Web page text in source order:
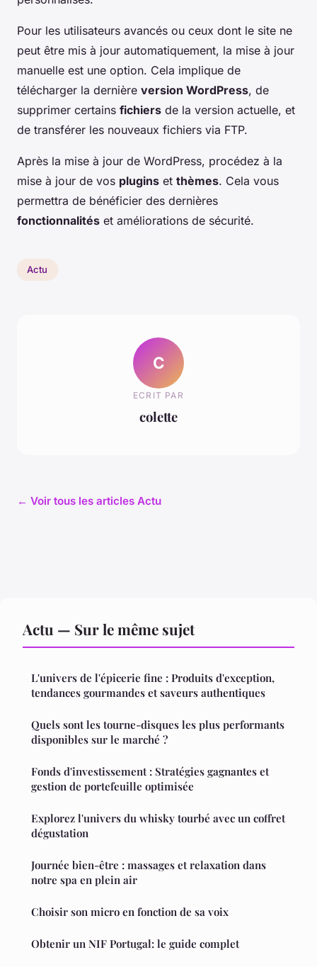
Pour les utilisateurs avancés ou ceux dont le site ne
peut être mis à jour automatiquement, la mise à jour
manuelle est une option. Cela implique de
télécharger la dernière version WordPress, de
supprimer certains fichiers de la version actuelle, et
de transférer les nouveaux fichiers via FTP.
Après la mise à jour de WordPress, procédez à la
mise à jour de vos plugins et thèmes. Cela vous
permettra de bénéficier des dernières
fonctionnalités et améliorations de sécurité.
Actu
C
ECRIT PAR
colette
← Voir tous les articles Actu
Actu — Sur le même sujet
L'univers de l'épicerie fine : Produits d'exception,
tendances gourmandes et saveurs authentiques
Quels sont les tourne-disques les plus performants
disponibles sur le marché ?
Fonds d'investissement : Stratégies gagnantes et
gestion de portefeuille optimisée
Explorez l'univers du whisky tourbé avec un coffret
dégustation
Journée bien-être : massages et relaxation dans
notre spa en plein air
Choisir son micro en fonction de sa voix
Obtenir un NIF Portugal: le guide complet